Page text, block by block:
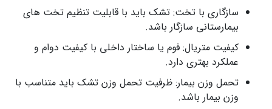
سازگاری با تخت: تشک باید با قابلیت تنظیم تخت های
بیمارستانی سازگار باشد.
کیفیت متریال: فوم یا ساختار داخلی با کیفیت دوام و
عملکرد بهتری دارد.
تحمل وزن بیمار: ظرفیت تحمل وزن تشک باید متناسب با
وزن بیمار باشد.